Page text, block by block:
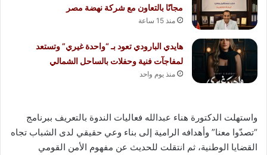
مجانًا بالتعاون مع شركة نهضة مصر
منذ 15 ساعة
هايدي البارودي تعود بـ “واحدة غيري” وتستعد
لمفاجآت فنية وحفلات بالساحل الشمالي
منذ يوم واحد
واستهلت الدكتورة هناء عبدالله فعاليات الندوة بالتعريف ببرنامج
“تصدّوا معنا” وأهدافه الرامية إلى بناء وعي حقيقي لدى الشباب تجاه
القضايا الوطنية، ثم انتقلت للحديث عن مفهوم الأمن القومي